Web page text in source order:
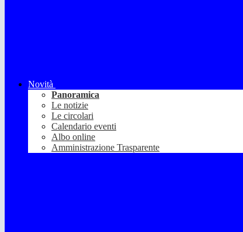
Novità
Panoramica
Le notizie
Le circolari
Calendario eventi
Albo online
Amministrazione Trasparente